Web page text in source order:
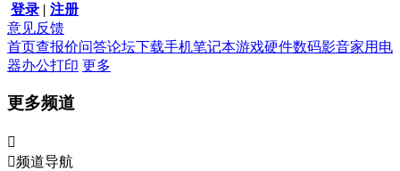
登录 | 注册
意见反馈
首页查报价问答论坛下载手机笔记本游戏硬件数码影音家用电
器办公打印 更多
更多频道

频道导航